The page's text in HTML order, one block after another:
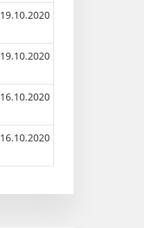
19.10.2020
19.10.2020
16.10.2020
16.10.2020